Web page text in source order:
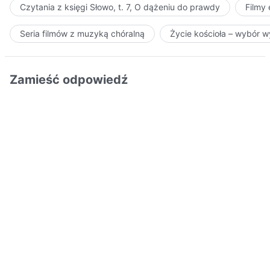
Czytania z księgi Słowo, t. 7, O dążeniu do prawdy Filmy
Seria filmów z muzyką chóralną Życie kościoła – wybór
Zamieść odpowiedź